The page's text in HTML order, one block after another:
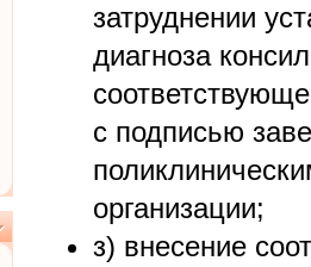
затруднении
диагноза
с подписью
организации;
з) внесение